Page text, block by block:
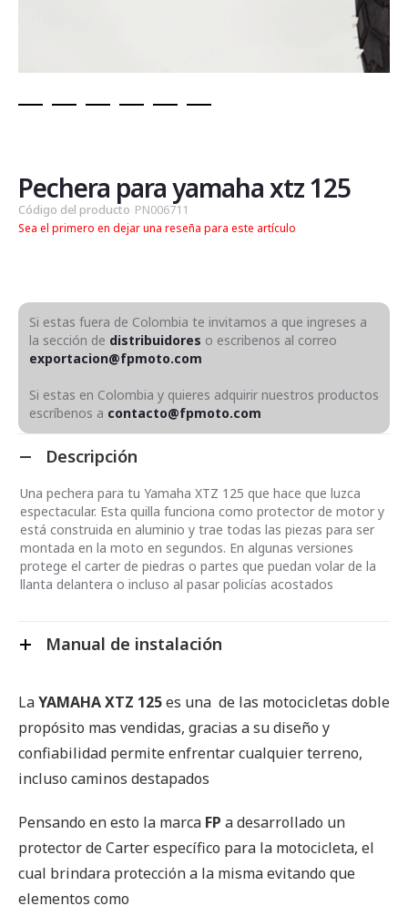
de
la
galería
de
Pechera para yamaha xtz 125
Código del producto PN006711
Sea el primero en dejar una reseña para este artículo
Si estas fuera de Colombia te invitamos a que ingreses a
la sección de distribuidores o escribenos al correo
exportacion@fpmoto.com
Si estas en Colombia y quieres adquirir nuestros productos
escríbenos a contacto@fpmoto.com
Descripción
Una pechera para tu Yamaha XTZ 125 que hace que luzca
espectacular. Esta quilla funciona como protector de motor y
está construida en aluminio y trae todas las piezas para ser
montada en la moto en segundos. En algunas versiones
protege el carter de piedras o partes que puedan volar de la
llanta delantera o incluso al pasar policías acostados
Manual de instalación
LaYAMAHA XTZ 125es una de las motocicletas doble
propósito mas vendidas, gracias a su diseño y
confiabilidad permite enfrentar cualquier terreno,
incluso caminos destapados
Pensando en esto la marca FP a desarrollado un
protector de Carter específico para la motocicleta, el
cual brindara protección a la misma evitando que
elementos como